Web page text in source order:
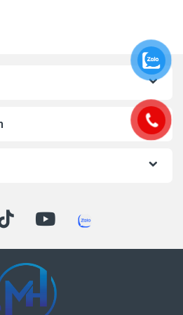
sáng kép: Tăng khả năng
cân bằng tốt: Dễ thao
18V LXT: Dùng chung
Giá trị
18V Li-ion (hệ LXT)
Không chổi than (BL
Motor)